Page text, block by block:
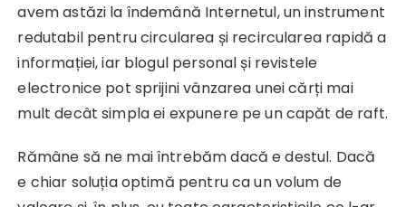
avem astăzi la îndemână Internetul, un instrument
redutabil pentru circularea și recircularea rapidă a
informației, iar blogul personal și revistele
electronice pot sprijini vânzarea unei cărți mai
mult decât simpla ei expunere pe un capăt de raft.
Rămâne să ne mai întrebăm dacă e destul. Dacă
e chiar soluția optimă pentru ca un volum de